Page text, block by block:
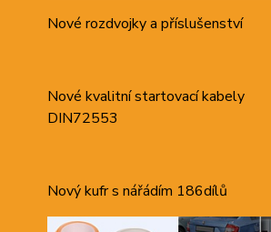
Nové rozdvojky a příslušenství
Nové kvalitní startovací kabely
DIN72553
Nový kufr s nářádím 186dílů